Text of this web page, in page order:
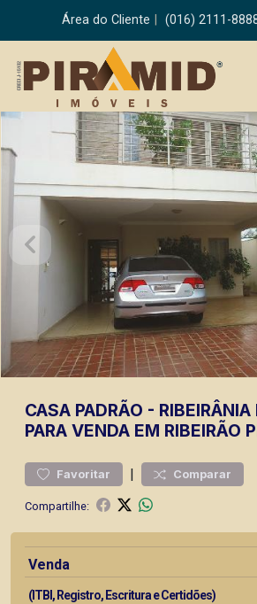
Área do Cliente (016) 2111-
CASA PADRÃO - RIBEIRÂNIA
PARA VENDA EM RIBEIRÃO
Favoritar | Comparar
Compartilhe:
Venda
(ITBI, Registro, Escritura e Certidões)